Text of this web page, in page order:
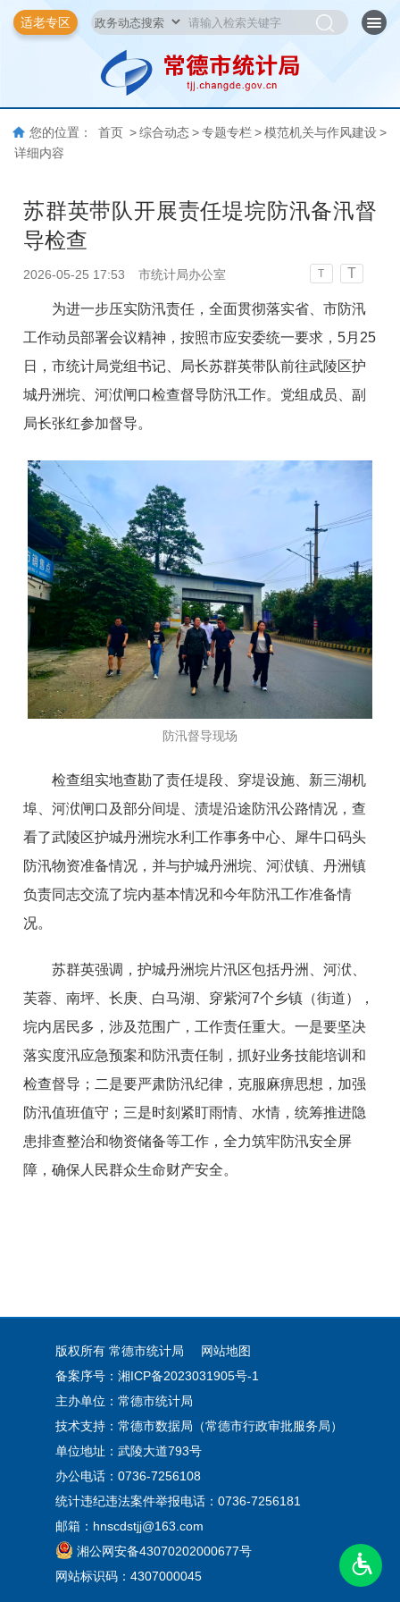
适老专区
您的位置： 首页 > 综合动态 > 专题专栏 > 模范机关与作风建设 >
详细内容
苏群英带队开展责任堤垸防汛备汛督
导检查
2026-05-25 17:53 市统计局办公室 T T
为进一步压实防汛责任，全面贯彻落实省、市防汛
工作动员部署会议精神，按照市应安委统一要求，5月25
日，市统计局党组书记、局长苏群英带队前往武陵区护
城丹洲垸、河洑闸口检查督导防汛工作。党组成员、副
局长张红参加督导。
防汛督导现场
检查组实地查勘了责任堤段、穿堤设施、新三湖机
埠、河洑闸口及部分间堤、渍堤沿途防汛公路情况，查
看了武陵区护城丹洲垸水利工作事务中心、犀牛口码头
防汛物资准备情况，并与护城丹洲垸、河洑镇、丹洲镇
负责同志交流了垸内基本情况和今年防汛工作准备情
况。
苏群英强调，护城丹洲垸片汛区包括丹洲、河洑、
芙蓉、南坪、长庚、白马湖、穿紫河7个乡镇（街道），
垸内居民多，涉及范围广，工作责任重大。一是要坚决
落实度汛应急预案和防汛责任制，抓好业务技能培训和
检查督导；二是要严肃防汛纪律，克服麻痹思想，加强
防汛值班值守；三是时刻紧盯雨情、水情，统筹推进隐
患排查整治和物资储备等工作，全力筑牢防汛安全屏
障，确保人民群众生命财产安全。
版权所有 常德市统计局
网站地图
备案序号：湘ICP备2023031905号-1
主办单位：常德市统计局
技术支持：常德市数据局（常德市行政审批服务局）
单位地址：武陵大道793号
办公电话：0736-7256108
统计违纪违法案件举报电话：0736-7256181
邮箱：hnscdstjj@163.com
湘公网安备43070202000677号
网站标识码：4307000045